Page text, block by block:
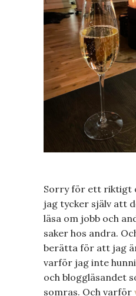
Sorry för ett riktigt
jag tycker själv att
läsa om jobb och
saker hos andra.
berätta för att jag
varför jag inte
och bloggläsandet
somras. Och varför